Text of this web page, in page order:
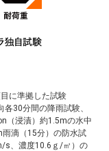
に準拠した試験
30分間の降雨試験、
（浸漬）約1.5mの水中
滴（15分）の防水試
s、濃度10.6ｇ/㎥）の